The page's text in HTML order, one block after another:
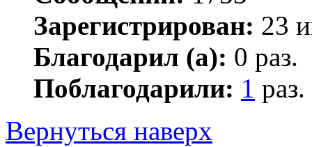
Зарегистрирован: 23
Благодарил (а): 0 раз.
Поблагодарили: 1 раз.
Вернуться наверх